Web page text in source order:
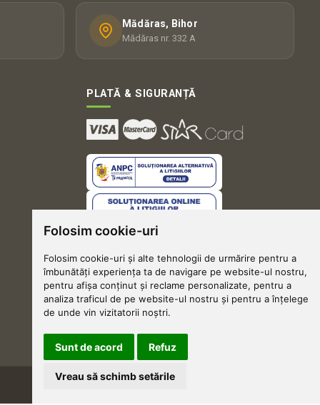
Folosim cookie-uri
Folosim cookie-uri și alte tehnologii de urmărire pentru a
îmbunătăți experiența ta de navigare pe website-ul nostru,
pentru afișa conținut și reclame personalizate, pentru a
analiza traficul de pe website-ul nostru și pentru a înțelege
de unde vin vizitatorii noștri.
Sunt de acord Refuz
Vreau să schimb setările
Mădăras, Bihor
Mădăras nr. 332 A
PLATĂ & SIGURANȚĂ